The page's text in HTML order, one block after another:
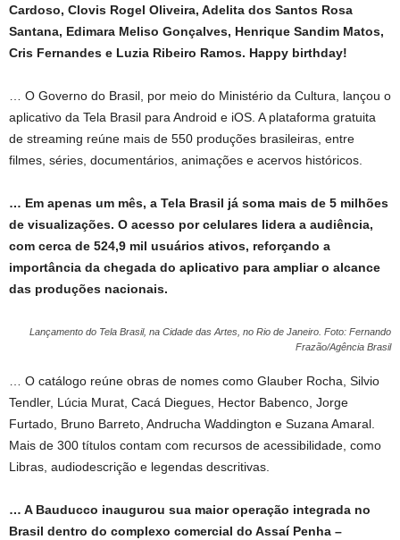
Cardoso, Clovis Rogel Oliveira, Adelita dos Santos Rosa
Santana, Edimara Meliso Gonçalves, Henrique Sandim Matos,
Cris Fernandes e Luzia Ribeiro Ramos. Happy birthday!
… O Governo do Brasil, por meio do Ministério da Cultura, lançou o
aplicativo da Tela Brasil para Android e iOS. A plataforma gratuita
de streaming reúne mais de 550 produções brasileiras, entre
filmes, séries, documentários, animações e acervos históricos.
… Em apenas um mês, a Tela Brasil já soma mais de 5 milhões
de visualizações. O acesso por celulares lidera a audiência,
com cerca de 524,9 mil usuários ativos, reforçando a
importância da chegada do aplicativo para ampliar o alcance
das produções nacionais.
Lançamento do Tela Brasil, na Cidade das Artes, no Rio de Janeiro. Foto: Fernando
Frazão/Agência Brasil
… O catálogo reúne obras de nomes como Glauber Rocha, Silvio
Tendler, Lúcia Murat, Cacá Diegues, Hector Babenco, Jorge
Furtado, Bruno Barreto, Andrucha Waddington e Suzana Amaral.
Mais de 300 títulos contam com recursos de acessibilidade, como
Libras, audiodescrição e legendas descritivas.
… A Bauducco inaugurou sua maior operação integrada no
Brasil dentro do complexo comercial do Assaí Penha –